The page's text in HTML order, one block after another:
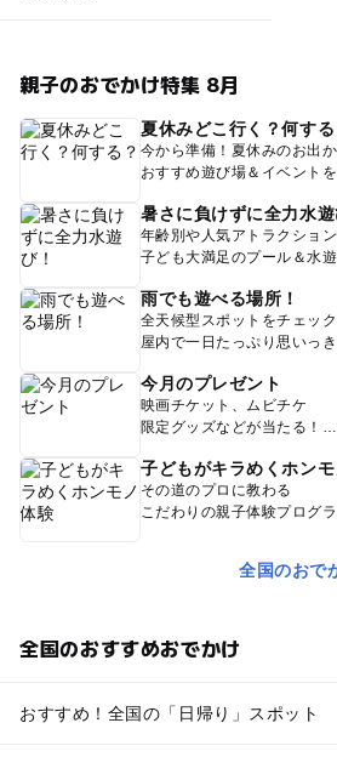
親子のおでかけ特集 8月
夏休みどこ行く？何する
今から準備！夏休みのお出
おすすめ遊び場＆イベントを
暑さに負けずに全力水遊
年齢別や人気アトラクショ
子ども大満足のプール＆水
雨でも遊べる場所！
全天候型スポットをチェック
屋内で一日たっぷり思いっ
今月のプレゼント
映画チケット、ムビチケ
限定グッズなどが当たる！
子どもがキラめくホン
その道のプロに教わる
こだわりの親子体験プログラ
全国のおで
全国のおすすめおでかけ
おすすめ！全国の「日帰り」スポット